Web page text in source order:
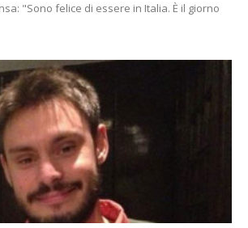
"Sono felice di essere in Italia. È il giorno